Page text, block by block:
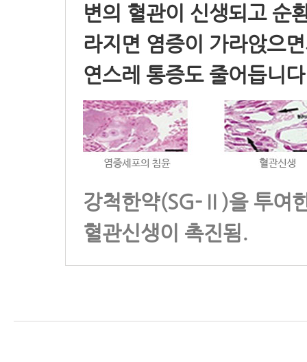
변의 혈관이 신생되고 순
라지면 염증이 가라앉으
연스레 통증도 줄어듭니
강척한약(SG-Ⅱ)을 투여
혈관신생이 촉진됨.